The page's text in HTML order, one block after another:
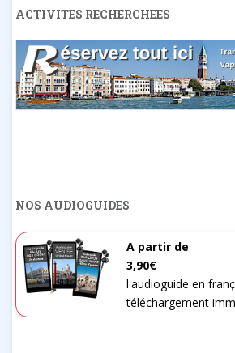
ACTIVITES RECHERCHEES
NOS AUDIOGUIDES
A partir de
3,90€
l'audioguide en
téléchargement